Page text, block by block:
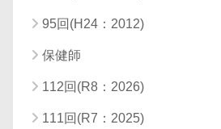
95回(H24：2012)
保健師
112回(R8：2026)
111回(R7：2025)